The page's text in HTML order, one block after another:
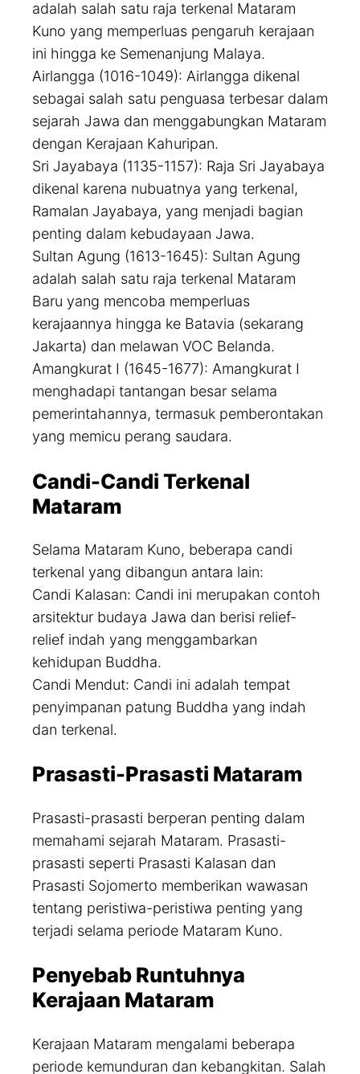
adalah salah satu raja terkenal Mataram
Kuno yang memperluas pengaruh kerajaan
ini hingga ke Semenanjung Malaya.
Airlangga (1016-1049): Airlangga dikenal
sebagai salah satu penguasa terbesar dalam
sejarah Jawa dan menggabungkan Mataram
dengan Kerajaan Kahuripan.
Sri Jayabaya (1135-1157): Raja Sri Jayabaya
dikenal karena nubuatnya yang terkenal,
Ramalan Jayabaya, yang menjadi bagian
penting dalam kebudayaan Jawa.
Sultan Agung (1613-1645): Sultan Agung
adalah salah satu raja terkenal Mataram
Baru yang mencoba memperluas
kerajaannya hingga ke Batavia (sekarang
Jakarta) dan melawan VOC Belanda.
Amangkurat I (1645-1677): Amangkurat I
menghadapi tantangan besar selama
pemerintahannya, termasuk pemberontakan
yang memicu perang saudara.
Candi-Candi Terkenal
Mataram
Selama Mataram Kuno, beberapa candi
terkenal yang dibangun antara lain:
Candi Kalasan: Candi ini merupakan contoh
arsitektur budaya Jawa dan berisi relief-
relief indah yang menggambarkan
kehidupan Buddha.
Candi Mendut: Candi ini adalah tempat
penyimpanan patung Buddha yang indah
dan terkenal.
Prasasti-Prasasti Mataram
Prasasti-prasasti berperan penting dalam
memahami sejarah Mataram. Prasasti-
prasasti seperti Prasasti Kalasan dan
Prasasti Sojomerto memberikan wawasan
tentang peristiwa-peristiwa penting yang
terjadi selama periode Mataram Kuno.
Penyebab Runtuhnya
Kerajaan Mataram
Kerajaan Mataram mengalami beberapa
periode kemunduran dan kebangkitan. Salah